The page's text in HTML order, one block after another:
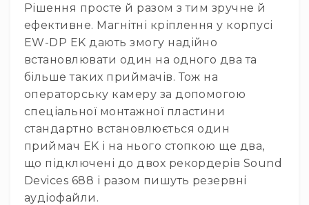
Прилади
LED
мултичіпові
Прилади
з
газоразрядною
лампою
Прилади
вольфрамовою
лампою
Архітектурне
Рішення просте й разом з тим зручне й
ефективне. Магнітні кріплення у корпусі
EW-DP EK дають змогу надійно
встановлювати один на одного два та
більше таких приймачів. Тож на
операторську камеру за допомогою
спеціальної монтажної пластини
стандартно встановлюється один
приймач EK і на нього стопкою ще два,
що підключені до двох рекордерів Sound
Devices 688 і разом пишуть резервні
аудіофайли.